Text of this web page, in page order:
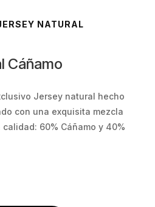
NATURAL
Cáñamo
Jersey natural hecho
con una exquisita mezcla
60% Cáñamo y 40%